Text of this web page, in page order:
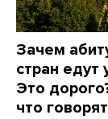
Зачем
стран едут
Это
что